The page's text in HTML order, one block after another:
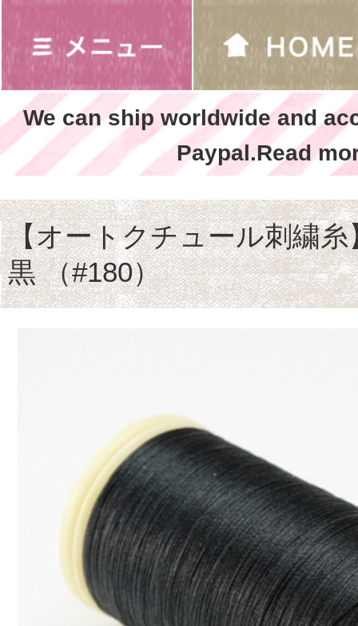
We can ship worldwide and
Paypal.Read
【オートクチュール刺繍
黒 （#180）